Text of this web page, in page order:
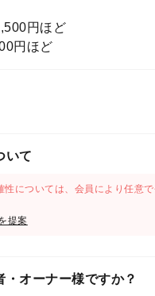
円ほど
円ほど
いて
性については、会員により任意
提案
・オーナー様ですか？